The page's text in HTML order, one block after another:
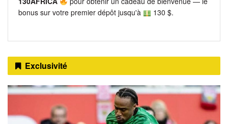
bonus sur votre premier dépôt jusqu'à
130 $.
Exclusivité